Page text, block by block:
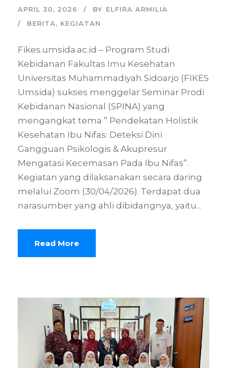
APRIL 30, 2026 BY ELFIRA ARMILIA
BERITA, KEGIATAN
Fikes.umsida.ac.id – Program Studi
Kebidanan Fakultas Imu Kesehatan
Universitas Muhammadiyah Sidoarjo (FIKES
Umsida) sukses menggelar Seminar Prodi
Kebidanan Nasional (SPINA) yang
mengangkat tema ” Pendekatan Holistik
Kesehatan Ibu Nifas: Deteksi Dini
Gangguan Psikologis & Akupresur
Mengatasi Kecemasan Pada Ibu Nifas”.
Kegiatan yang dilaksanakan secara daring
melalui Zoom (30/04/2026). Terdapat dua
narasumber yang ahli dibidangnya, yaitu...
Read More